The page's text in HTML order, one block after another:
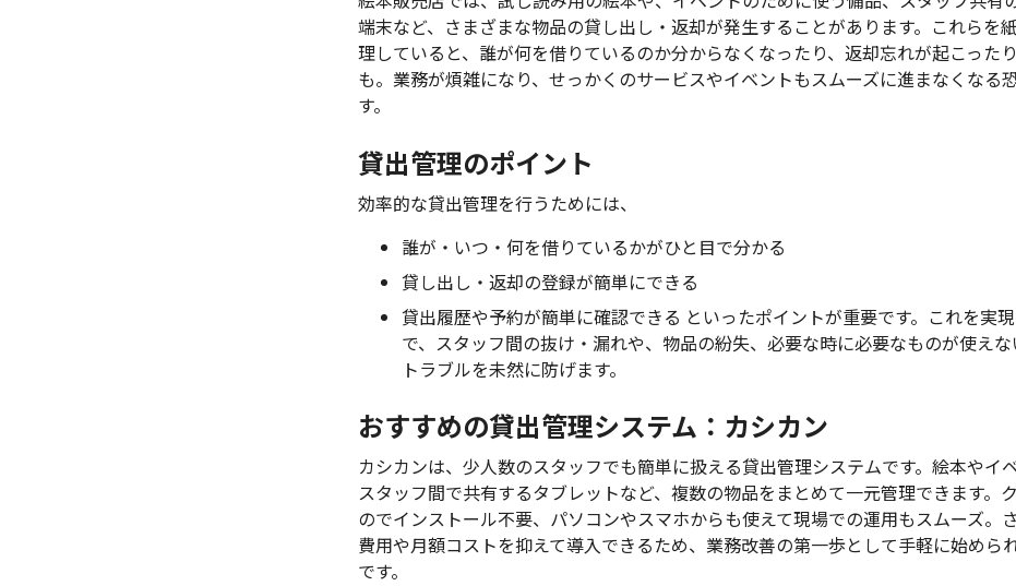
端末など、さまざまな物品の貸し出し・返却が発生することがあります。これらを
理していると、誰が何を借りているのか分からなくなったり、返却忘れが起こった
も。業務が煩雑になり、せっかくのサービスやイベントもスムーズに進まなくなる
す。
貸出管理のポイント
効率的な貸出管理を行うためには、
誰が・いつ・何を借りているかがひと目で分かる
貸し出し・返却の登録が簡単にできる
貸出履歴や予約が簡単に確認できる といったポイントが重要です。これを実
で、スタッフ間の抜け・漏れや、物品の紛失、必要な時に必要なものが使え
トラブルを未然に防げます。
おすすめの貸出管理システム：カシカン
カシカンは、少人数のスタッフでも簡単に扱える貸出管理システムです。絵本やイ
スタッフ間で共有するタブレットなど、複数の物品をまとめて一元管理できます。
のでインストール不要、パソコンやスマホからも使えて現場での運用もスムーズ。
費用や月額コストを抑えて導入できるため、業務改善の第一歩として手軽に始めら
です。